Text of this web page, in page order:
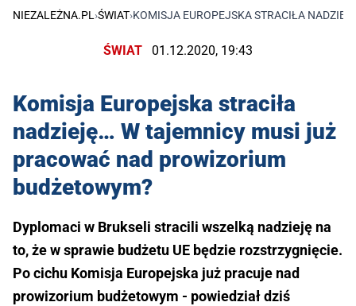
NIEZALEŻNA.PL ›ŚWIAT›KOMISJA EUROPEJSKA STRACIŁA
ŚWIAT 01.12.2020, 19:43
Komisja Europejska straciła
nadzieję… W tajemnicy musi już
pracować nad prowizorium
budżetowym?
Dyplomaci w Brukseli stracili wszelką nadzieję na
to, że w sprawie budżetu UE będzie rozstrzygnięcie.
Po cichu Komisja Europejska już pracuje nad
prowizorium budżetowym - powiedział dziś